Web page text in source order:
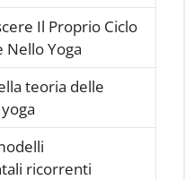
Il Proprio Ciclo
Nello Yoga
teoria delle
ricorrenti